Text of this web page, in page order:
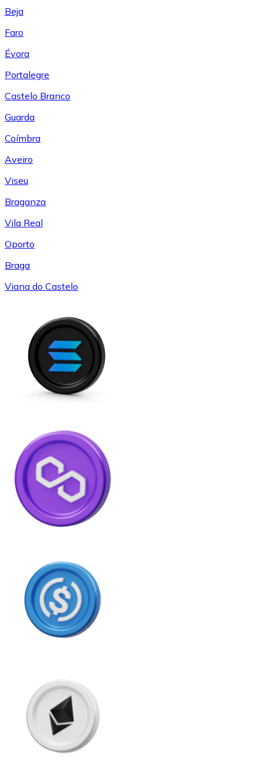
Beja
Faro
Évora
Portalegre
Castelo Branco
Guarda
Coímbra
Aveiro
Viseu
Braganza
Vila Real
Oporto
Braga
Viana do Castelo